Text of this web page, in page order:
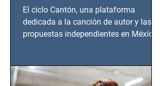
El ciclo Cantón, una plataforma
dedicada a la canción de autor y las
propuestas independientes en México,
CDMX), todos los miércoles a partir del
14 de agosto al 25 de septiembre, a las